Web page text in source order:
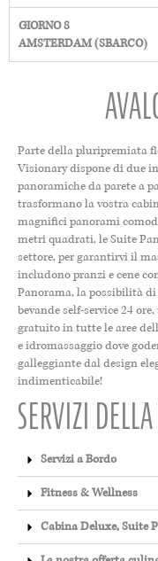
GIORNO 8
AMSTERDAM (SBARCO)
Parte della pluripremiata
Visionary dispone di due
panoramiche da parete a
trasformano la vostra
magnifici panorami
metri quadrati, le Suite
settore, per garantirvi il
includono pranzi e cene
Panorama, la possibilità
bevande self-service 24
gratuito in tutte le aree
e idromassaggio dove
galleggiante dal design
indimenticabile!
SERVIZI
Servizi a Bordo
Fitness & Wellness
Cabina Deluxe, Suite